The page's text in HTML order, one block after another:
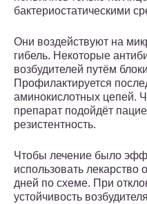
бактериостатическими
Они воздействуют на
гибель. Некоторые
возбудителей путём
Профилактируется
аминокислотных цепей.
препарат подойдёт
резистентность.
Чтобы лечение было
использовать лекарство
дней по схеме. При
устойчивость